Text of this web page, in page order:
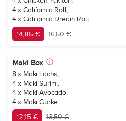
4 x California Roll,
4 x California Dream Roll
14,85 € 16,50 €
Maki Box
8 x Maki Lachs,
4 x Maki Surimi,
4 x Maki Avocado,
4 x Maki Gurke
12,15 € 13,50 €